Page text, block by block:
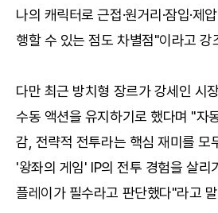
나의 캐릭터로 근접·원거리·잠입·제
행할 수 있는 점도 차별점"이라고 강
다만 최근 방치형 장르가 강세인 시
수동 액션을 유지하기로 했다며 "자
감, 전략적 전투라는 핵심 재미를 모
'왕좌의 게임' IP의 전투 경험을 살리
플레이가 필수라고 판단했다"라고